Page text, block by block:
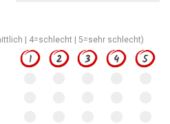
| 4=schlecht | 5=sehr schlecht)
1 2 3 4 5